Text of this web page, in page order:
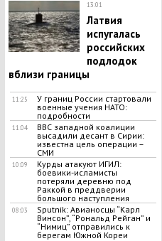
13:01
Латвия
испугалась
российских
подлодок
вблизи границы
11:25
У границ России стартовали
военные учения НАТО:
подробности
11:04
ВВС западной коалиции
высадили десант в Сирии:
известна цель операции –
СМИ
10:09
Курды атакуют ИГИЛ:
боевики-исламисты
потеряли деревню под
Раккой в преддверии
большого наступления
08:03
Sputnik: Авианосцы “Карл
Винсон”, “Рональд Рейган” и
“Нимиц” отправились к
берегам Южной Кореи